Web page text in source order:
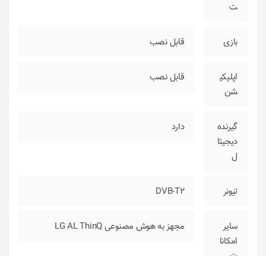
ت
بازی قابل نصب
اپلیکی
شن
قابل نصب
گیرنده
دیجیتا
ل
دارد
تیونر DVB-T2
سایر
امکانا
مجهز به هوش مصنوعی LG AL ThinQ